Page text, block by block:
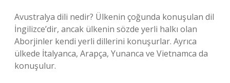
Avustralya dili nedir? Ülkenin çoğunda konuşulan dil
İngilizce’dir, ancak ülkenin sözde yerli halkı olan
Aborjinler kendi yerli dillerini konuşurlar. Ayrıca
ülkede İtalyanca, Arapça, Yunanca ve Vietnamca da
konuşulur.